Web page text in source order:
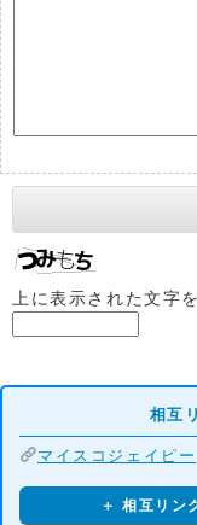
上に表示された文字
相互
マイスコジェイピー
＋ 相互リン